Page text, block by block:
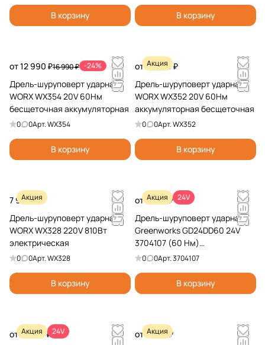
В корзину В корзину
от 12 990 ₽16 990 ₽ -24%
Дрель-шуруповерт ударная
WORX WX354 20V 60Нм
бесщеточная аккумуляторная
0 0Арт.WX354
В корзину
Акция
от 12 990 ₽
Дрель-шуруповерт ударная
WORX WX352 20V 60Нм
аккумуляторная бесщеточная
0 0Арт.WX352
В корзину
Акция
7 990 ₽
Дрель-шуруповерт ударная
WORX WX328 220V 810Вт
электрическая
0 0Арт.WX328
В корзину
Акция 24V
от 7 490 ₽
Дрель-шуруповерт ударная
Greenworks GD24DD60 24V
3704107 (60 Нм)
аккумуляторная бесщеточная
0 0Арт.3704107
В корзину
Акция 24V
от 11 990 ₽
Акция
от 5 790 ₽